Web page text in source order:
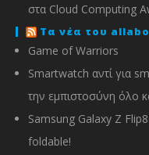
στα Cloud Computing
Τα νέα του
Game of Warriors
Smartwatch αντί για
την εμπιστοσύνη όλο
Samsung Galaxy Z
foldable!